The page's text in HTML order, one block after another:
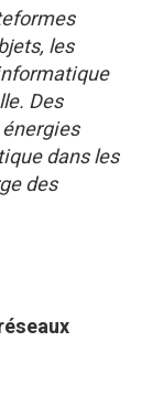
les
Des
dans les
des